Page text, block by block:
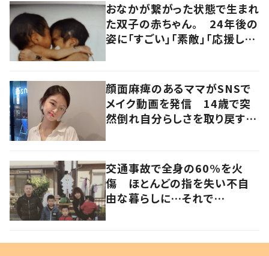
おなかが繋がった状態で生まれ
た双子の赤ちゃん。 24年後の
姿に「すごい」「素敵」「応援して
顔面麻痺のあるママがSNSで
メイク動画を発信 14歳で突
然倒れ自分らしさを取り戻すま
交通事故で全身の60%を火
傷 ほとんどの指を失い不自
由な暮らしに…それで